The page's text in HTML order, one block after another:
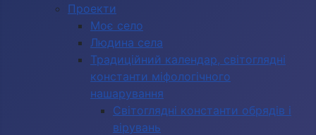
Проекти
Моє село
Людина села
Традиційний календар, світоглядні
константи міфологічного
нашарування
Світоглядні константи обрядів і
вірувань